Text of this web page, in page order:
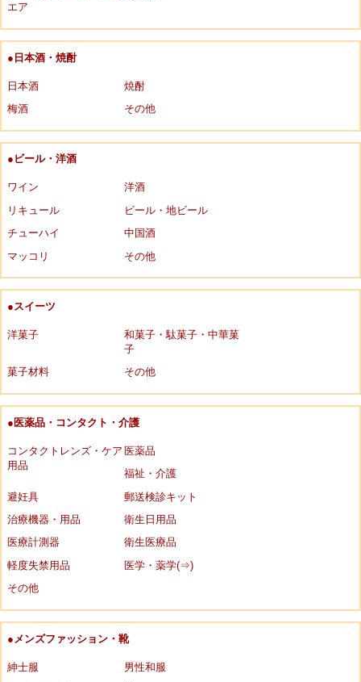
エア
●日本酒・焼酎
日本酒
焼酎
梅酒
その他
●ビール・洋酒
ワイン
洋酒
リキュール
ビール・地ビール
チューハイ
中国酒
マッコリ
その他
●スイーツ
洋菓子
和菓子・駄菓子・中華菓
子
菓子材料
その他
●医薬品・コンタクト・介護
コンタクトレンズ・ケア
用品
医薬品
福祉・介護
避妊具
郵送検診キット
治療機器・用品
衛生日用品
医療計測器
衛生医療品
軽度失禁用品
医学・薬学(⇒)
その他
●メンズファッション・靴
紳士服
男性和服